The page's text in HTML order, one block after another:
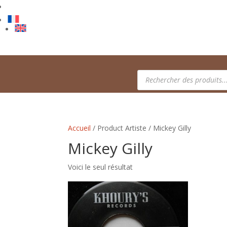
Recherche
Accueil / Product Artiste / Mickey Gilly
Mickey Gilly
Voici le seul résultat